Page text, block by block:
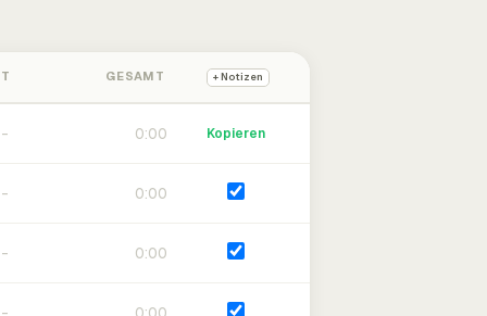
GESAMT + Notizen
0:00 Kopieren
0:00
0:00